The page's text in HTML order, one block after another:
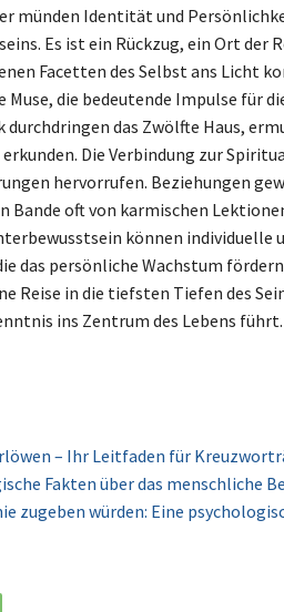
münden Identität und
Es ist ein Rückzug, ein Ort der
Facetten des Selbst ans Licht
die bedeutende Impulse für
das Zwölfte Haus,
Die Verbindung zur
hervorrufen. Beziehungen
Bande oft von karmischen
können individuelle
das persönliche Wachstum
Reise in die tiefsten Tiefen des
ins Zentrum des Lebens führt.
– Ihr Leitfaden für
Fakten über das menschliche
zugeben würden: Eine